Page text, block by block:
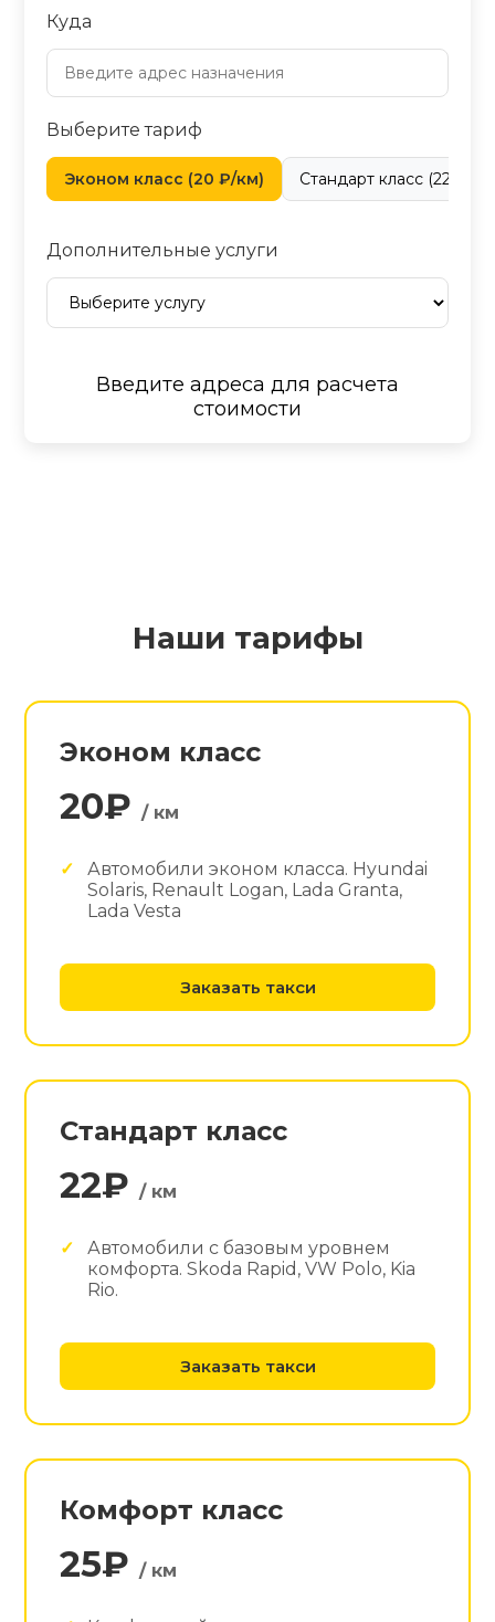
Куда
Выберите тариф
Эконом класс (20 ₽/км) Стандарт класс (22 ₽/
Дополнительные услуги
Введите адреса для расчета
стоимости
Наши тарифы
Эконом класс
20₽/ км
Автомобили эконом класса. Hyundai
Solaris, Renault Logan, Lada Granta,
Lada Vesta
Заказать такси
Стандарт класс
22₽/ км
Автомобили с базовым уровнем
комфорта. Skoda Rapid, VW Polo, Kia
Rio.
Заказать такси
Комфорт класс
25₽/ км